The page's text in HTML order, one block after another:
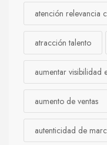
atención relevancia
atracción talento
aumentar visibilidad
aumento de ventas
autenticidad de